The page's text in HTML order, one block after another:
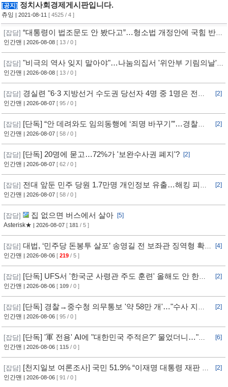
[공지] 정치사회경제게시판입니다.
츄잉 | 2021-08-11 [ 4525 / 4 ]
[잡담] “대통령이 법조문도 안 봤다고”…형소법 개정안에 국힘 반발
심화
인간맨 | 2026-08-08 [ 13 / 0 ]
[잡담] "비극의 역사 잊지 말아야"…나눔의집서 '위안부 기림의날'
행사
인간맨 | 2026-08-08 [ 13 / 0 ]
[잡담] 경실련 "6·3 지방선거 수도권 당선자 4명 중 1명은 전과
자"
[2]
인간맨 | 2026-08-07 [ 95 / 0 ]
[잡담] [단독] “안 데려와도 임의동행에 ‘죄명 바꾸기’”…경찰서
조직적 개입?
[2]
인간맨 | 2026-08-07 [ 58 / 0 ]
[잡담] [단독] 20명에 묻고…72%가 '보완수사권 폐지'?
[2]
인간맨 | 2026-08-07 [ 62 / 0 ]
[잡담] 전대 앞둔 민주 당원 1.7만명 개인정보 유출…해킹 피해
11개월 동안 몰랐다
[2]
인간맨 | 2026-08-07 [ 58 / 0 ]
[잡담] 집 없으면 버스에서 살아
[5]
Asterisk★ | 2026-08-07 [ 181 / 5 ]
[잡담] 대법, ‘민주당 돈봉투 살포’ 송영길 전 보좌관 징역형 확
정
[4]
인간맨 | 2026-08-06 [ 219 / 5 ]
[잡담] [단독] UFS서 '한국군 사령관 주도 훈련' 올해도 안 한
다... 美, 전작권 전환 신중 기류
[2]
인간맨 | 2026-08-06 [ 109 / 0 ]
[잡담] [단독] 경찰→중수청 의무통보 '약 58만 개'…"수사 지연"
반발
[2]
인간맨 | 2026-08-06 [ 95 / 0 ]
[잡담] [단독] '軍 전용' AI에 "대한민국 주적은?" 물었더니…"정
치적 사안이라 답변 제한"
[6]
인간맨 | 2026-08-06 [ 115 / 0 ]
[잡담] [천지일보 여론조사] 국민 51.9% “이재명 대통령 재판 재
개 필요”
[2]
인간맨 | 2026-08-06 [ 91 / 0 ]